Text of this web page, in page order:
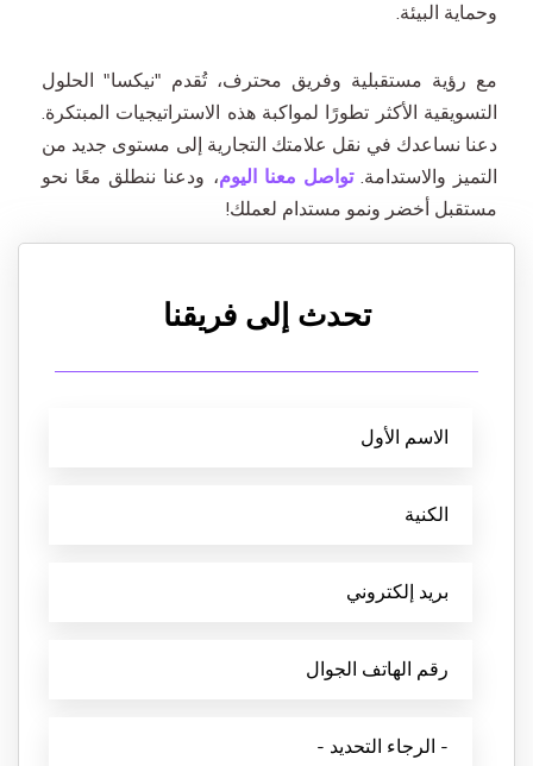
وحماية البيئة.
مع رؤية مستقبلية وفريق محترف، تُقدم "نيكسا" الحلول
التسويقية الأكثر تطورًا لمواكبة هذه الاستراتيجيات المبتكرة.
دعنا نساعدك في نقل علامتك التجارية إلى مستوى جديد من
التميز والاستدامة.تواصل معنا اليوم، ودعنا ننطلق معًا نحو
مستقبل أخضر ونمو مستدام لعملك!
تحدث إلى فريقنا